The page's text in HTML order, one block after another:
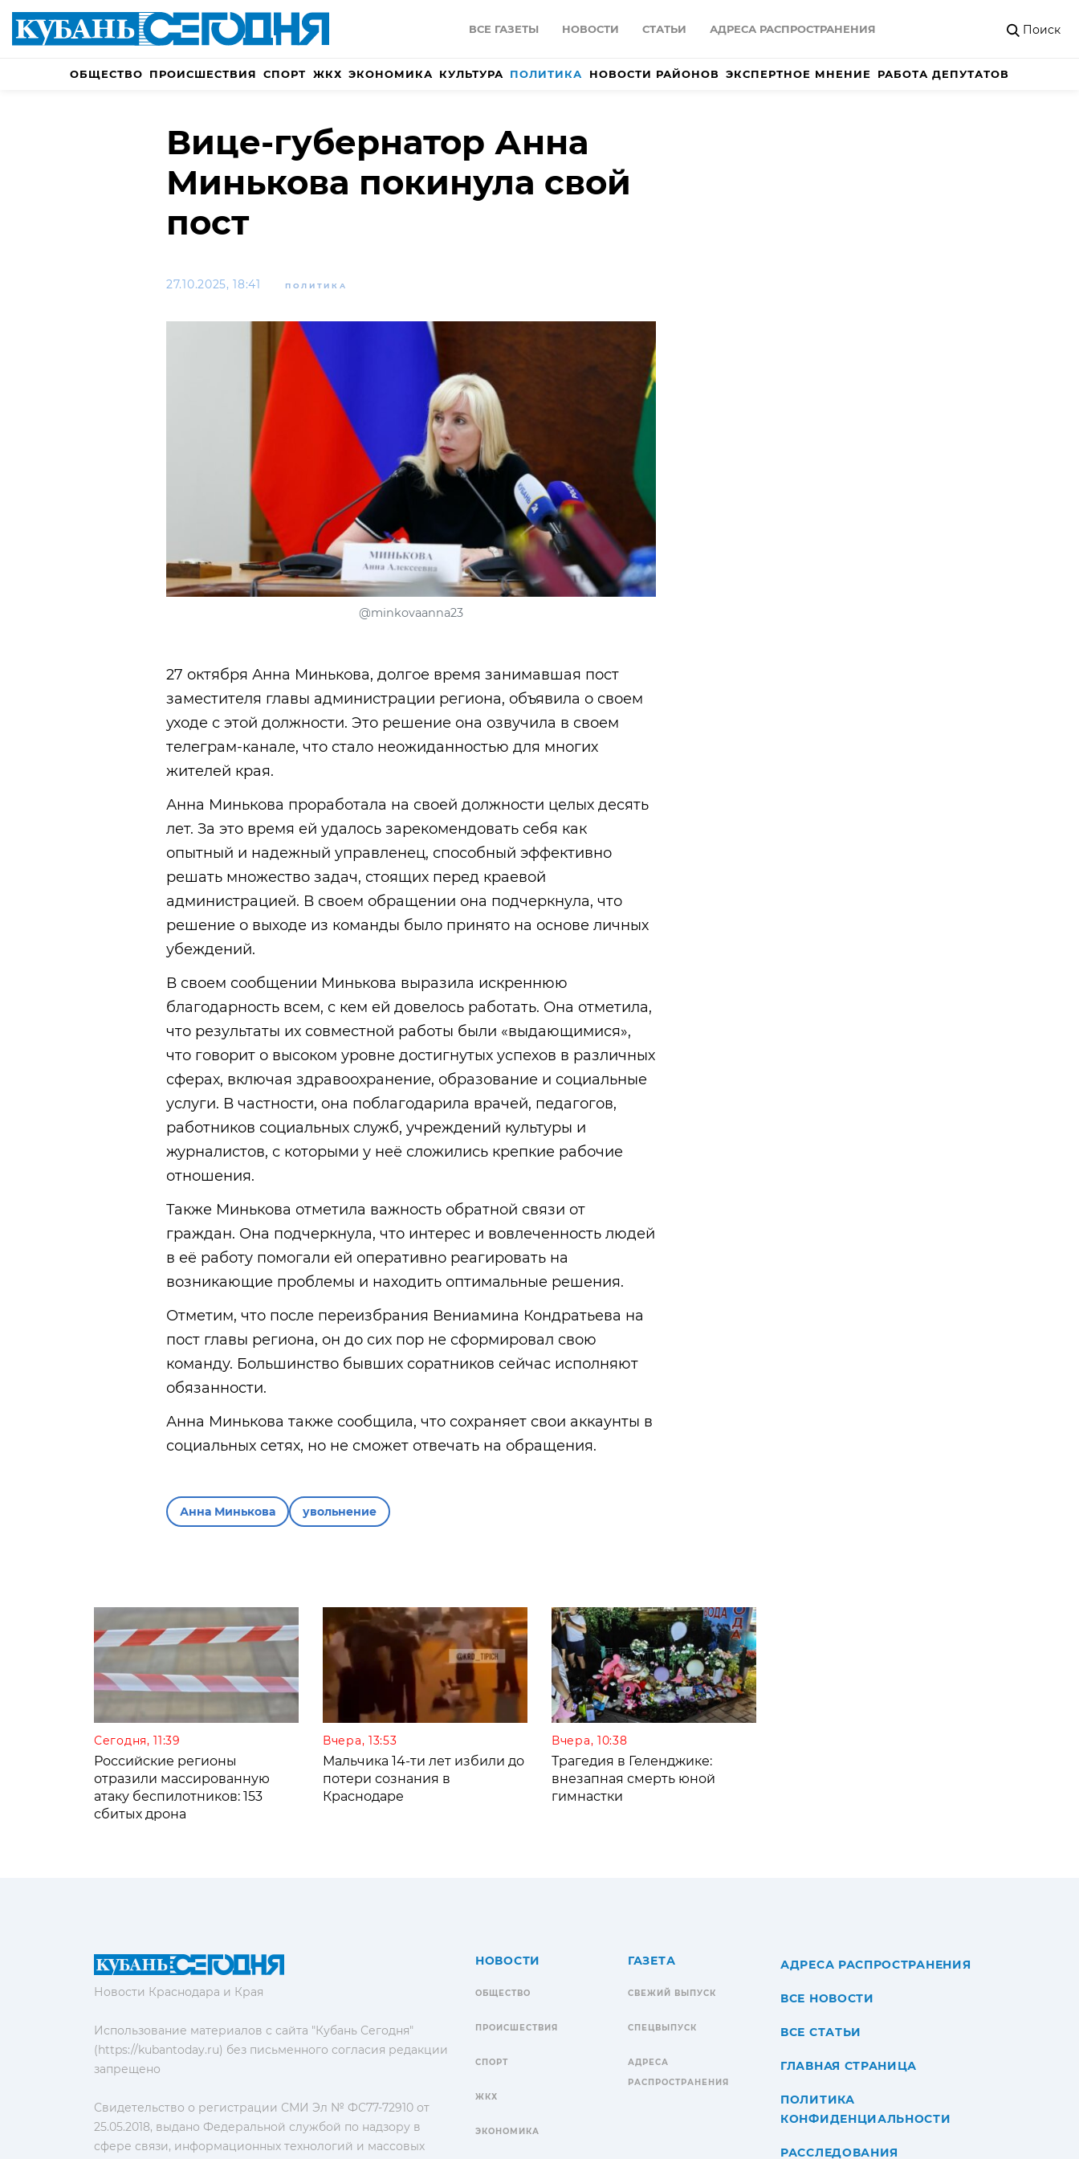
ВСЕ ГАЗЕТЫ НОВОСТИ СТАТЬИ АДРЕСА РАСПРОСТРАНЕНИЯ Поиск
ОБЩЕСТВО ПРОИСШЕСТВИЯ СПОРТ ЖКХ ЭКОНОМИКА КУЛЬТУРА ПОЛИТИКА НОВОСТИ РАЙОНОВ ЭКСПЕРТНОЕ МНЕНИЕ РАБОТА ДЕПУТАТОВ
Вице-губернатор Анна
Минькова покинула свой
пост
27.10.2025, 18:41 ПОЛИТИКА
@minkovaanna23
27 октября Анна Минькова, долгое время занимавшая пост
заместителя главы администрации региона, объявила о своем
уходе с этой должности. Это решение она озвучила в своем
телеграм-канале, что стало неожиданностью для многих
жителей края.
Анна Минькова проработала на своей должности целых десять
лет. За это время ей удалось зарекомендовать себя как
опытный и надежный управленец, способный эффективно
решать множество задач, стоящих перед краевой
администрацией. В своем обращении она подчеркнула, что
решение о выходе из команды было принято на основе личных
убеждений.
В своем сообщении Минькова выразила искреннюю
благодарность всем, с кем ей довелось работать. Она отметила,
что результаты их совместной работы были «выдающимися»,
что говорит о высоком уровне достигнутых успехов в различных
сферах, включая здравоохранение, образование и социальные
услуги. В частности, она поблагодарила врачей, педагогов,
работников социальных служб, учреждений культуры и
журналистов, с которыми у неё сложились крепкие рабочие
отношения.
Также Минькова отметила важность обратной связи от
граждан. Она подчеркнула, что интерес и вовлеченность людей
в её работу помогали ей оперативно реагировать на
возникающие проблемы и находить оптимальные решения.
Отметим, что после переизбрания Вениамина Кондратьева на
пост главы региона, он до сих пор не сформировал свою
команду. Большинство бывших соратников сейчас исполняют
обязанности.
Анна Минькова также сообщила, что сохраняет свои аккаунты в
социальных сетях, но не сможет отвечать на обращения.
Анна Минькова увольнение
Сегодня, 11:39
Российские регионы
отразили массированную
атаку беспилотников: 153
сбитых дрона
Вчера, 13:53
Мальчика 14-ти лет избили до
потери сознания в
Краснодаре
Вчера, 10:38
Трагедия в Геленджике:
внезапная смерть юной
гимнастки
Новости Краснодара и Края
Использование материалов с сайта "Кубань Сегодня"
(https://kubantoday.ru) без письменного согласия редакции
запрещено
Свидетельство о регистрации СМИ Эл № ФС77-72910 от
25.05.2018, выдано Федеральной службой по надзору в
сфере связи, информационных технологий и массовых
НОВОСТИ
ОБЩЕСТВО
ПРОИСШЕСТВИЯ
СПОРТ
ЖКХ
ЭКОНОМИКА
ГАЗЕТА
СВЕЖИЙ ВЫПУСК
СПЕЦВЫПУСК
АДРЕСА
РАСПРОСТРАНЕНИЯ
АДРЕСА РАСПРОСТРАНЕНИЯ
ВСЕ НОВОСТИ
ВСЕ СТАТЬИ
ГЛАВНАЯ СТРАНИЦА
ПОЛИТИКА
КОНФИДЕНЦИАЛЬНОСТИ
РАССЛЕДОВАНИЯ